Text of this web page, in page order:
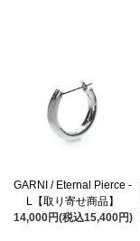
GARNI / Eternal Pierce -
L【取り寄せ商品】
14,000円(税込15,400円)